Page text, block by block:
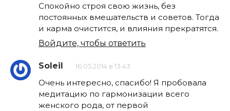
Спокойно строя свою жизнь, без
постоянных вмешательств и советов. Тогда
и карма очистится, и влияния прекратятся.
Войдите, чтобы ответить
Soleil 16.05.2014 в 13:43
Очень интересно, спасибо! Я пробовала
медитацию по гармонизации всего
женского рода, от первой